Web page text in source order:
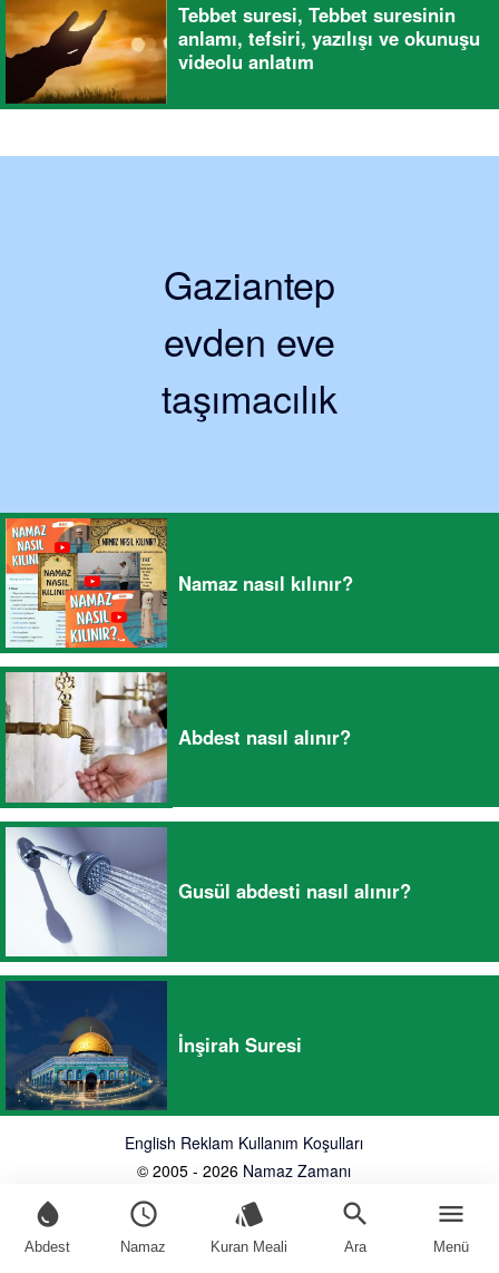
water_drop
Abdest
schedule
Namaz
style
Kuran Meali
search
Ara
menu
Menü
Tebbet suresi, Tebbet suresinin
anlamı, tefsiri, yazılışı ve okunuşu
videolu anlatım
Gaziantep
evden eve
taşımacılık
Namaz nasıl kılınır?
Abdest nasıl alınır?
Gusül abdesti nasıl alınır?
İnşirah Suresi
English Reklam Kullanım Koşulları
© 2005 - 2026 Namaz Zamanı